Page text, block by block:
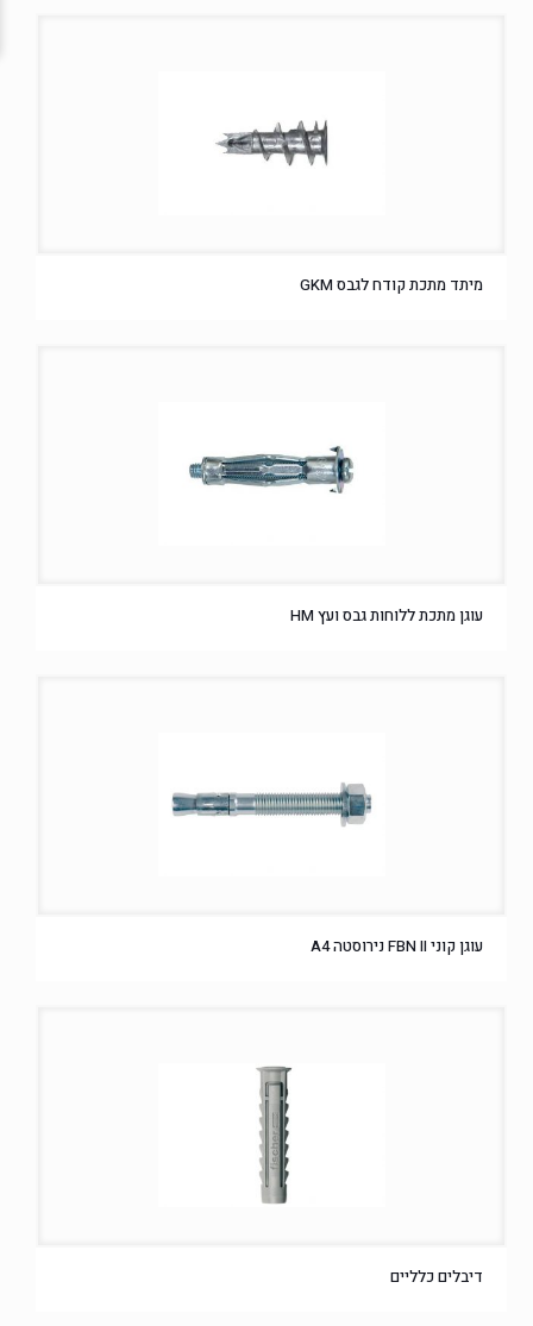
מיתד מתכת קודח לגבס GKM
עוגן מתכת ללוחות גבס ועץ HM
עוגן קוני FBN II נירוסטה A4
דיבלים כלליים